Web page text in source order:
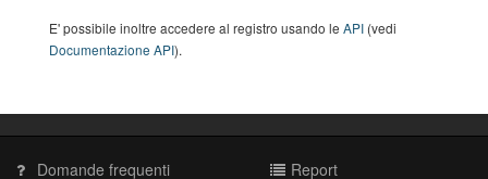
E' possibile inoltre accedere al registro usando le API (vedi
Documentazione API).
Domande frequenti Report